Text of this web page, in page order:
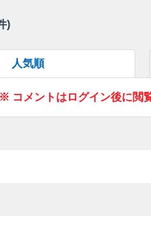
)
人気順
※ コメントはログイン後に閲